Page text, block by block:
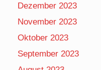
Dezember 2023
November 2023
Oktober 2023
September 2023